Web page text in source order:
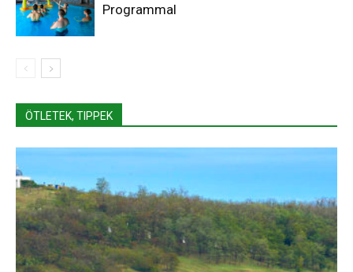
Programmal
ÖTLETEK, TIPPEK